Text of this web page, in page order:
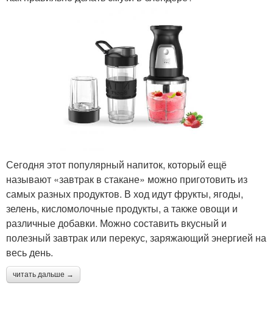
Сегодня этот популярный напиток, который ещё
называют «завтрак в стакане» можно приготовить из
самых разных продуктов. В ход идут фрукты, ягоды,
зелень, кисломолочные продукты, а также овощи и
различные добавки. Можно составить вкусный и
полезный завтрак или перекус, заряжающий энергией на
весь день.
читать дальше →